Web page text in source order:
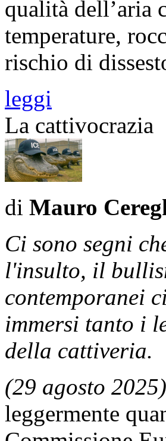
qualità dell’aria
temperature,
rischio di
leggi
La cattivocrazia
di Mauro
Ci sono segni
l'insulto, il
contemporanei
immersi tanto i
della cattiveria.
(29 agosto 2025)
leggermente